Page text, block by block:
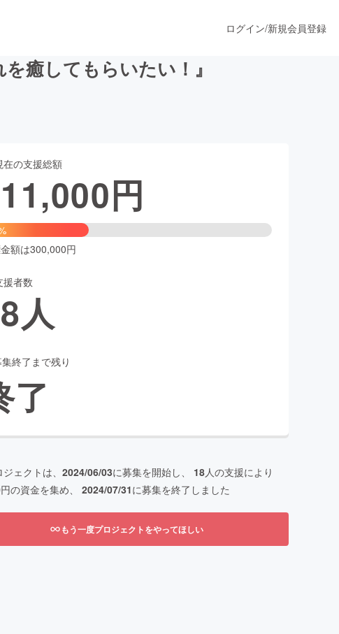
ス
ファッション
スケア
ログイン/新規会員登録
癒してもらいたい！』
在の支援総額
円
額は300,000円
援者数
人
終了まで残り
了
ェクトは、 2024/06/03に募集を開始し、 18人の支援により
円の資金を集め、 2024/07/31に募集を終了しました
もう一度プロジェクトをやってほしい